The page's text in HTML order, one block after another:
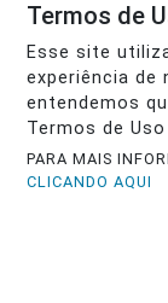
Termos de
Esse site
experiência de
entendemos
Termos de
PARA MAIS
CLICANDO AQUI